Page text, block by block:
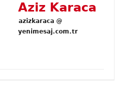
Aziz Karaca
azizkaraca @
yenimesaj.com.tr